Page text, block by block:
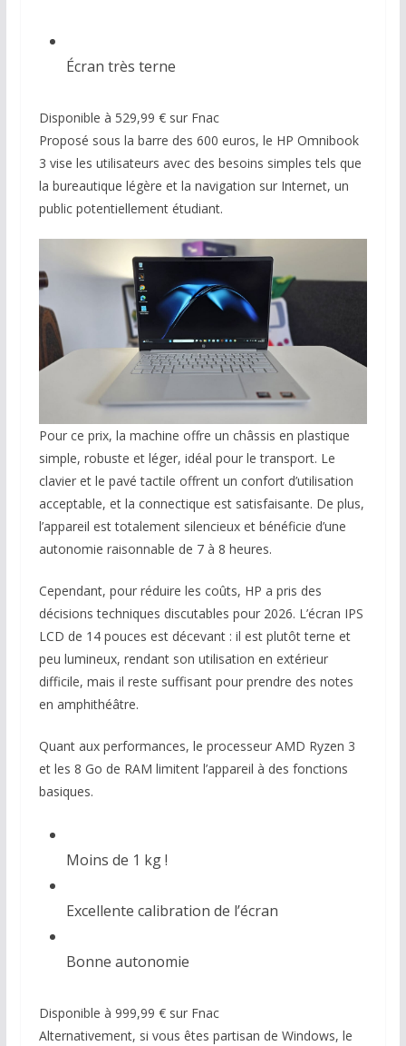
Écran très terne
Disponible à 529,99 € sur Fnac
Proposé sous la barre des 600 euros, le HP Omnibook
3 vise les utilisateurs avec des besoins simples tels que
la bureautique légère et la navigation sur Internet, un
public potentiellement étudiant.
Pour ce prix, la machine offre un châssis en plastique
simple, robuste et léger, idéal pour le transport. Le
clavier et le pavé tactile offrent un confort d’utilisation
acceptable, et la connectique est satisfaisante. De plus,
l’appareil est totalement silencieux et bénéficie d’une
autonomie raisonnable de 7 à 8 heures.
Cependant, pour réduire les coûts, HP a pris des
décisions techniques discutables pour 2026. L’écran IPS
LCD de 14 pouces est décevant : il est plutôt terne et
peu lumineux, rendant son utilisation en extérieur
difficile, mais il reste suffisant pour prendre des notes
en amphithéâtre.
Quant aux performances, le processeur AMD Ryzen 3
et les 8 Go de RAM limitent l’appareil à des fonctions
basiques.
Moins de 1 kg !
Excellente calibration de l’écran
Bonne autonomie
Disponible à 999,99 € sur Fnac
Alternativement, si vous êtes partisan de Windows, le